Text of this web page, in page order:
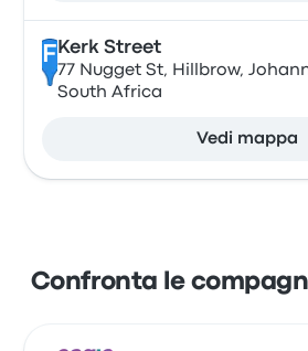
F Kerk Street
77 Nugget St, Hillbrow,
South Africa
Vedi mappa
Confronta le